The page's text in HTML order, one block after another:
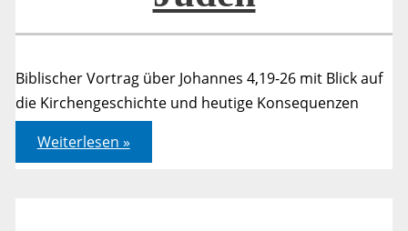
Biblischer Vortrag über Johannes 4,19-26 mit Blick auf
die Kirchengeschichte und heutige Konsequenzen
Das
Heil
von
Weiterlesen »